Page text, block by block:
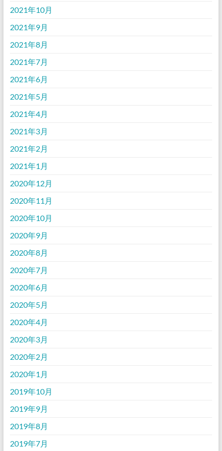
2021年10月
2021年9月
2021年8月
2021年7月
2021年6月
2021年5月
2021年4月
2021年3月
2021年2月
2021年1月
2020年12月
2020年11月
2020年10月
2020年9月
2020年8月
2020年7月
2020年6月
2020年5月
2020年4月
2020年3月
2020年2月
2020年1月
2019年10月
2019年9月
2019年8月
2019年7月